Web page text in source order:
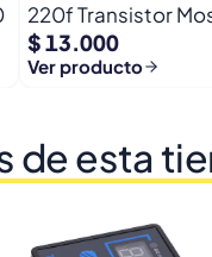
220f Transistor
600v 15a
$ 13.000
Ver producto
de esta